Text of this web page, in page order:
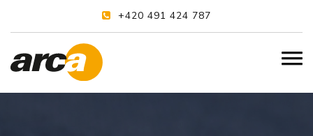
+420 491 424 787